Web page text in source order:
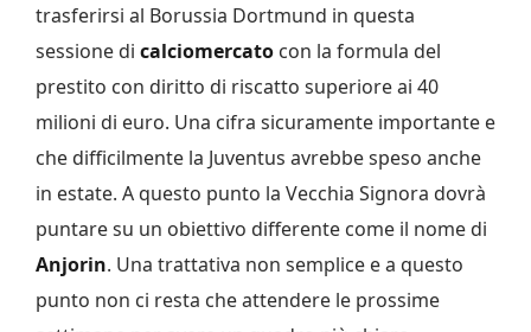
trasferirsi al Borussia Dortmund in questa
sessione di calciomercato con la formula del
prestito con diritto di riscatto superiore ai 40
milioni di euro. Una cifra sicuramente importante e
che difficilmente la Juventus avrebbe speso anche
in estate. A questo punto la Vecchia Signora dovrà
puntare su un obiettivo differente come il nome di
Anjorin. Una trattativa non semplice e a questo
punto non ci resta che attendere le prossime